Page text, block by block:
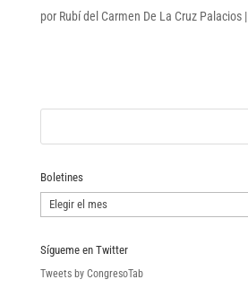
por Rubí del Carmen De La Cruz Palacios|
Boletines
Boletines
Sígueme en Twitter
Tweets by CongresoTab